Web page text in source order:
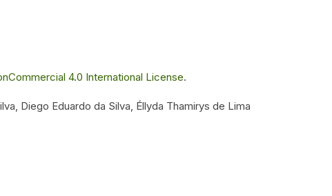
4.0 International License.
Diego Eduardo da Silva, Éllyda Thamirys de Lima